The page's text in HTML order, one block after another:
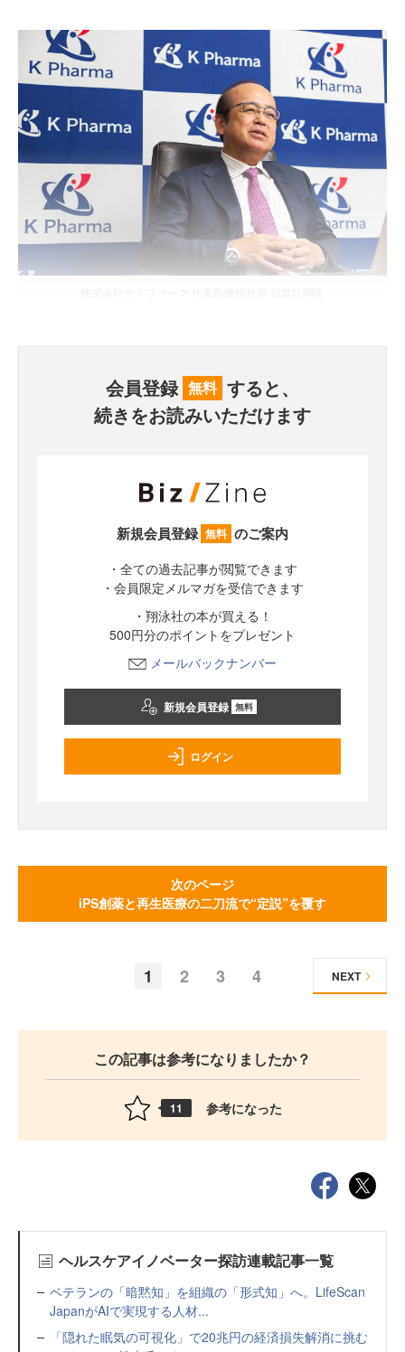
会員登録 無料 すると、
続きをお読みいただけます
新規会員登録 無料 のご案内
・全ての過去記事が閲覧できます
・会員限定メルマガを受信できます
・翔泳社の本が買える！
500円分のポイントをプレゼント
メールバックナンバー
新規会員登録 無料
ログイン
次のページ
iPS創薬と再生医療の二刀流で“定説”を覆す
1 2 3 4 NEXT
この記事は参考になりましたか？
11 参考になった
ヘルスケアイノベーター探訪連載記事一覧
ベテランの「暗黙知」を組織の「形式知」へ。LifeScan
JapanがAIで実現する人材...
「隠れた眠気の可視化」で20兆円の経済損失解消に挑む